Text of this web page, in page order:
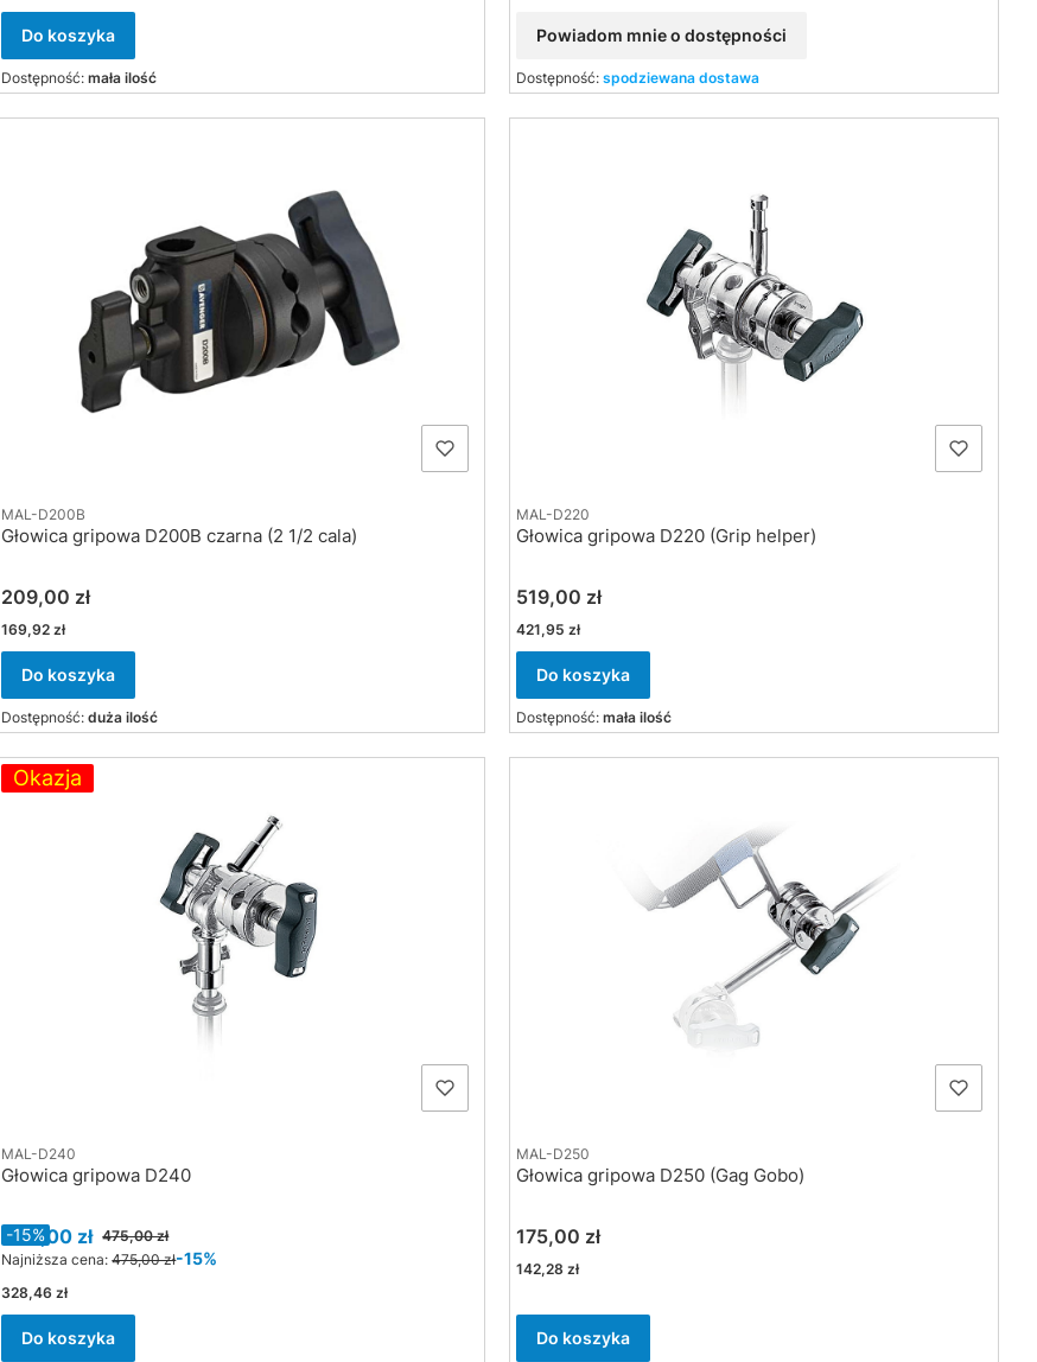
Do koszyka
Dostępność:mała ilość
Powiadom mnie o dostępności
Dostępność: spodziewana dostawa
MAL-D200B
Głowica gripowa D200B czarna (2 1/2 cala)
Cena
209,00 zł
Cena
169,92 zł
Do koszyka
Dostępność:duża ilość
MAL-D220
Głowica gripowa D220 (Grip helper)
Cena
519,00 zł
Cena
421,95 zł
Do koszyka
Dostępność: mała ilość
Okazja
MAL-D240
Głowica gripowa D240
Cena promocyjna
404,00 zł 475,00 zł
-15%
Najniższa cena: 475,00 zł-15%
Cena
328,46 zł
Do koszyka
MAL-D250
Głowica gripowa D250 (Gag Gobo)
Cena
175,00 zł
Cena
142,28 zł
Do koszyka